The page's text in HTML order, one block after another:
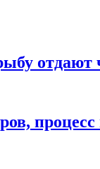
отдают
процесс